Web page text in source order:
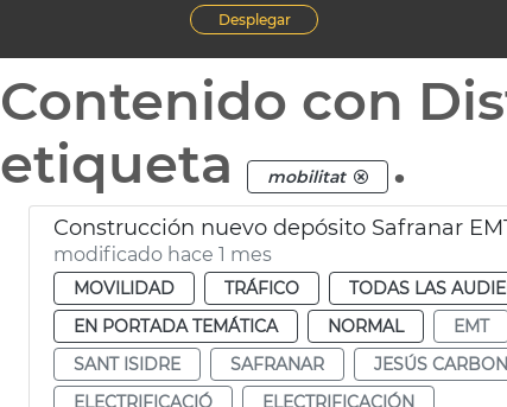
Desplegar
Contenido con
etiqueta
mobilitat .
Construcción nuevo depósito Safranar
modificado hace 1 mes
MOVILIDAD TRÁFICO TODAS LAS
EN PORTADA TEMÁTICA
NORMAL EMT
SANT ISIDRE
SAFRANAR JESÚS
ELECTRIFICACIÓ
ELECTRIFICACIÓN